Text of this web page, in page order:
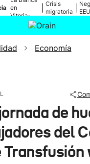
en
Vitoria-
Gasteiz
Crisis
migratoria
Actualidad
Ikusmiran
Eguraldia
Economía
de
del
Transfusión